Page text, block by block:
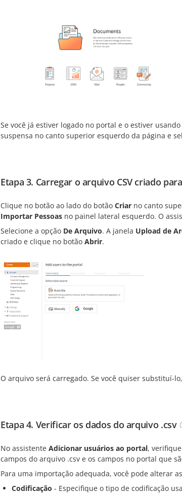
Se você já estiver logado no portal e o estiver
suspensa no canto superior esquerdo da página e
Etapa 3. Carregar o arquivo CSV criado
Clique no botão ao lado do botão Criar no canto
Importar Pessoas no painel lateral esquerdo. O
Selecione a opção De Arquivo. A janela Upload de
criado e clique no botão Abrir.
O arquivo será carregado. Se você quiser substituí-
Etapa 4. Verificar os dados do arquivo .csv
No assistente Adicionar usuários ao portal,
campos do arquivo .csv e os campos no portal que
Para uma importação adequada, você pode alterar
Codificação - Especifique o tipo de codificação